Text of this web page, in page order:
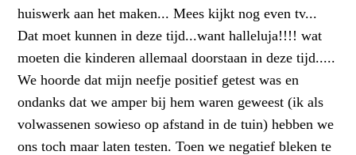
huiswerk aan het maken... Mees kijkt nog even tv...
Dat moet kunnen in deze tijd...want halleluja!!!! wat
moeten die kinderen allemaal doorstaan in deze tijd.....
We hoorde dat mijn neefje positief getest was en
ondanks dat we amper bij hem waren geweest (ik als
volwassenen sowieso op afstand in de tuin) hebben we
ons toch maar laten testen. Toen we negatief bleken te